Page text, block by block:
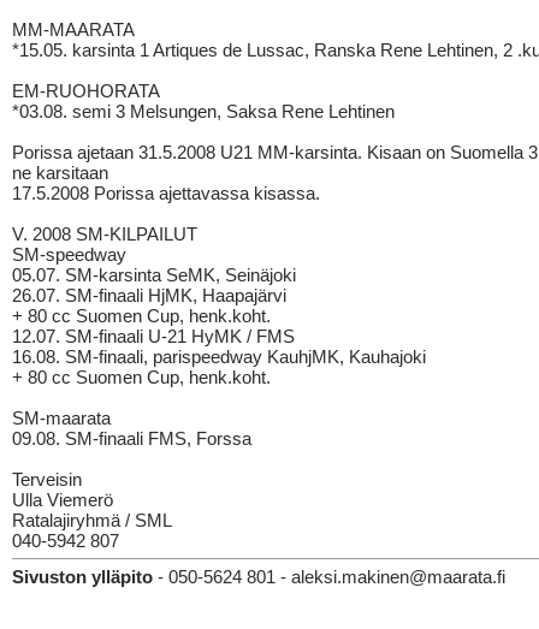
MM-MAARATA
*15.05. karsinta 1 Artiques de Lussac, Ranska Rene Lehtinen, 2
EM-RUOHORATA
*03.08. semi 3 Melsungen, Saksa Rene Lehtinen
Porissa ajetaan 31.5.2008 U21 MM-karsinta. Kisaan on Suomella
ne karsitaan
17.5.2008 Porissa ajettavassa kisassa.
V. 2008 SM-KILPAILUT
SM-speedway
05.07. SM-karsinta SeMK, Seinäjoki
26.07. SM-finaali HjMK, Haapajärvi
+ 80 cc Suomen Cup, henk.koht.
12.07. SM-finaali U-21 HyMK / FMS
16.08. SM-finaali, parispeedway KauhjMK, Kauhajoki
+ 80 cc Suomen Cup, henk.koht.
SM-maarata
09.08. SM-finaali FMS, Forssa
Terveisin
Ulla Viemerö
Ratalajiryhmä / SML
040-5942 807
Sivuston ylläpito - 050-5624 801 - aleksi.makinen@maarata.fi